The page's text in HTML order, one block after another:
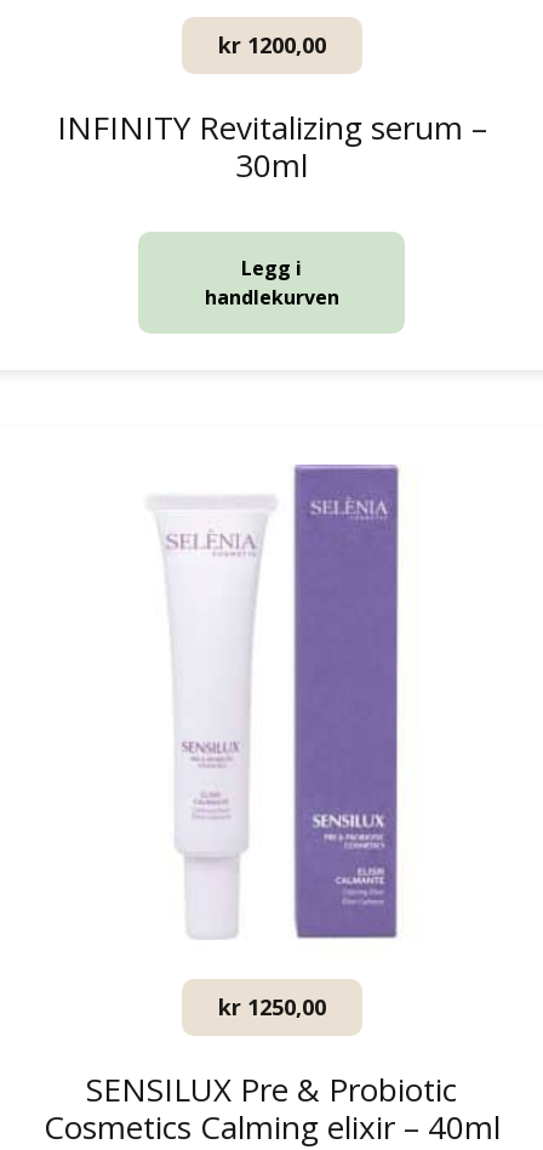
kr1200,00
INFINITY Revitalizing serum –
30ml
Legg i
handlekurven
kr1250,00
SENSILUX Pre & Probiotic
Cosmetics Calming elixir – 40ml